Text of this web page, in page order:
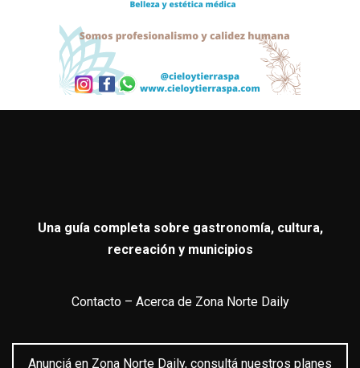
Una guía completa sobre gastronomía, cultura,
recreación y municipios
Contacto– Acerca de Zona Norte Daily
Anunciá en Zona Norte Daily, consultá nuestros planes